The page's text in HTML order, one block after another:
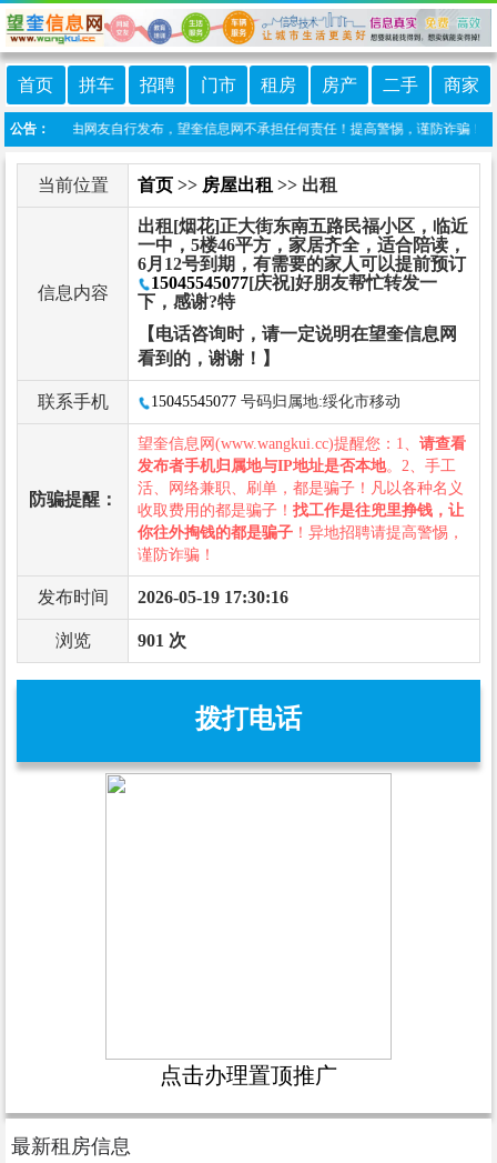
首页 拼车 招聘 门市 租房 房产 二手 商家
公告：
目信息由网友自行发布，望奎信息网不承担任何责任！提高警惕，谨防诈骗！做
当前位置 首页 >> 房屋出租 >> 出租
信息内容
出租[烟花]正大街东南五路民福小区，临近
一中，5楼46平方，家居齐全，适合陪读，
6月12号到期，有需要的家人可以提前预订
15045545077[庆祝]好朋友帮忙转发一
下，感谢?特
【电话咨询时，请一定说明在望奎信息网
看到的，谢谢！】
联系手机 15045545077 号码归属地:绥化市移动
防骗提醒：
望奎信息网(www.wangkui.cc)提醒您：1、 请查看
发布者手机归属地与IP地址是否本地。2、手工
活、网络兼职、刷单，都是骗子！凡以各种名义
收取费用的都是骗子！ 找工作是往兜里挣钱，让
你往外掏钱的都是骗子 ！异地招聘请提高警惕，
谨防诈骗！
发布时间 2026-05-19 17:30:16
浏览 901 次
拨打电话
点击办理置顶推广
最新租房信息